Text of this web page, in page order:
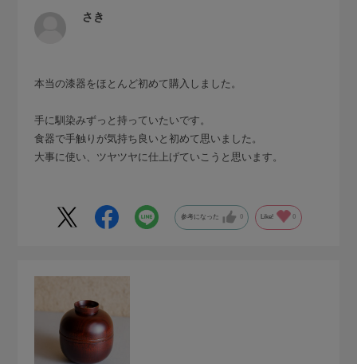
さき
本当の漆器をほとんど初めて購入しました。
手に馴染みずっと持っていたいです。
食器で手触りが気持ち良いと初めて思いました。
大事に使い、ツヤツヤに仕上げていこうと思います。
参考になった 0 Like! 0